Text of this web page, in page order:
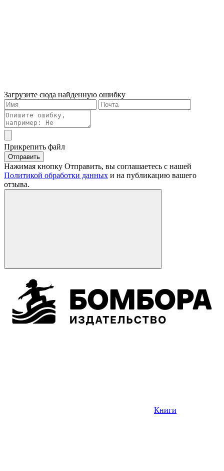
Загрузите сюда найденную ошибку
Прикрепить файл
Отправить
Нажимая кнопку Отправить, вы соглашаетесь с нашей
Политикой обработки данных и на публикацию вашего
отзыва.
Книги